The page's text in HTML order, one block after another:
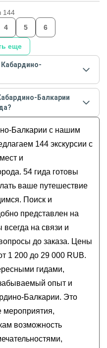
144
еще
4 5 6
Кабардино-
по Кабардино-
2026года:
хычинов
Кала и водопад
(поездка из Нальчика)
Балкарии
от 1 200до 29 000 RUB
Балкарии с нашим
144 экскурсии с
и
54 гида готовы
ваше путешествие
Поиск и
представлен на
на связи и
до заказа. Цены
1 200 до 29 000 RUB.
гидами,
опыт и
Балкарии. Это
мероприятия,
возможность